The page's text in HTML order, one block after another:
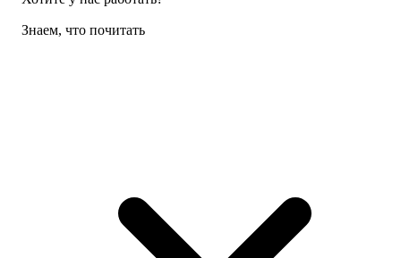
Знаем, что почитать